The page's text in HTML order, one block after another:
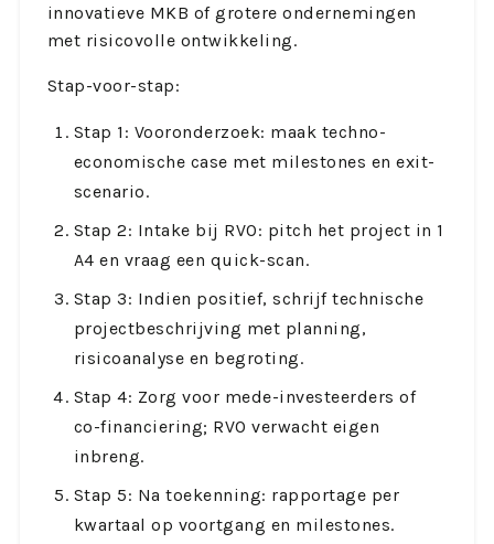
innovatieve MKB of grotere ondernemingen
met risicovolle ontwikkeling.
Stap-voor-stap:
Stap 1: Vooronderzoek: maak techno-
economische case met milestones en exit-
scenario.
Stap 2: Intake bij RVO: pitch het project in 1
A4 en vraag een quick-scan.
Stap 3: Indien positief, schrijf technische
projectbeschrijving met planning,
risicoanalyse en begroting.
Stap 4: Zorg voor mede-investeerders of
co-financiering; RVO verwacht eigen
inbreng.
Stap 5: Na toekenning: rapportage per
kwartaal op voortgang en milestones.